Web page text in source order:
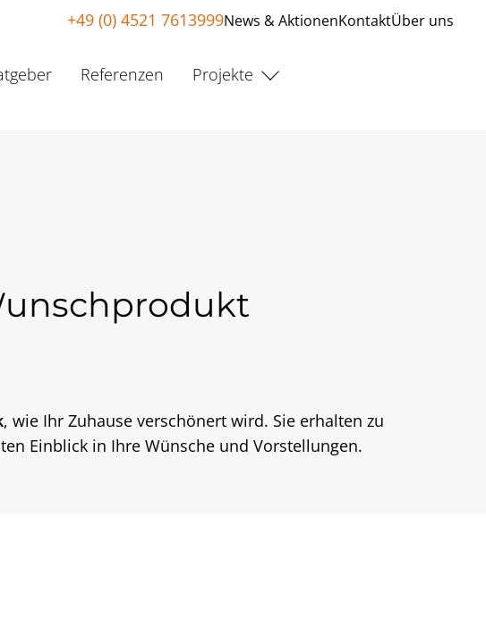
+49 (0) 4521 7613999News & AktionenKontaktÜber uns
Referenzen Projekte
, wie Ihr Zuhause verschönert wird. Sie erhalten zu
Einblick in Ihre Wünsche und Vorstellungen.